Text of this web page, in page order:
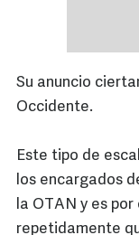
Su anuncio
Occidente.
Este tipo de
los encargados
la OTAN y es
repetidamente